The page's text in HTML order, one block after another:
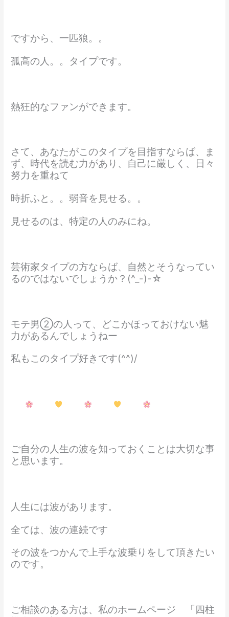
ですから、一匹狼。。
孤高の人。。タイプです。
熱狂的なファンができます。
さて、あなたがこのタイプを目指すならば、ま
ず、時代を読む力があり、自己に厳しく、日々
努力を重ねて
時折ふと。。弱音を見せる。。
見せるのは、特定の人のみにね。
芸術家タイプの方ならば、自然とそうなってい
るのではないでしょうか？(^_-)-☆
モテ男②の人って、どこかほっておけない魅
力があるんでしょうねー
私もこのタイプ好きです(^^)/
ご自分の人生の波を知っておくことは大切な事
と思います。
人生には波があります。
全ては、波の連続です
その波をつかんで上手な波乗りをして頂きたい
のです。
ご相談のある方は、私のホームページ 「四柱